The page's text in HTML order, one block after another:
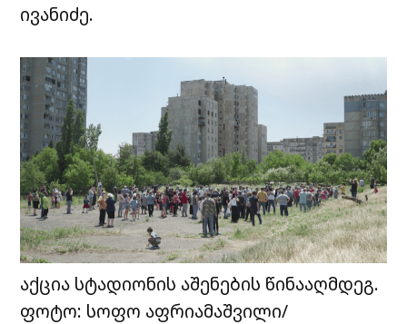
ივანიძე.
აქცია სტადიონის აშენების წინააღმდეგ.
ფოტო: სოფო აფრიამაშვილი/